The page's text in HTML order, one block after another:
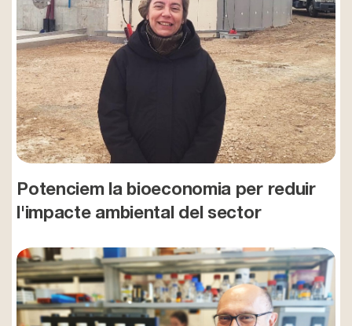
Potenciem la bioeconomia per reduir
l'impacte ambiental del sector